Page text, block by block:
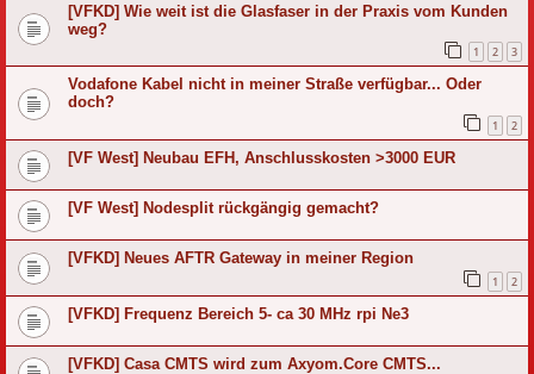
[VFKD] Wie weit ist die Glasfaser in der Praxis vom Kunden
weg?
1 2 3
Vodafone Kabel nicht in meiner Straße verfügbar... Oder
doch?
1 2
[VF West] Neubau EFH, Anschlusskosten >3000 EUR
[VF West] Nodesplit rückgängig gemacht?
[VFKD] Neues AFTR Gateway in meiner Region
1 2
[VFKD] Frequenz Bereich 5- ca 30 MHz rpi Ne3
[VFKD] Casa CMTS wird zum Axyom.Core CMTS...